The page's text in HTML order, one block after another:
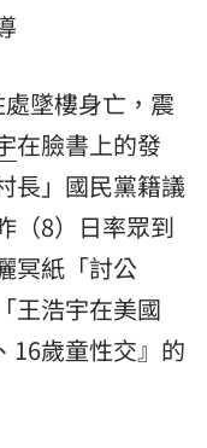
墜樓身亡，震
在臉書上的發
長」國民黨籍議
（8）日率眾到
冥紙「討公
王浩宇在美國
16歲童性交』的